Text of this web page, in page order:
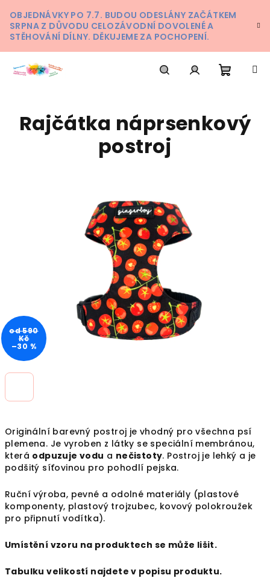
na
obsah
OBJEDNÁVKY PO 7.7. BUDOU ODESLÁNY ZAČÁTKEM
SRPNA Z DŮVODU CELOZÁVODNÍ DOVOLENÉ A
STĚHOVÁNÍ DÍLNY. DĚKUJEME ZA POCHOPENÍ.
košík
Originální barevný postroj je vhodný pro všechna psí
plemena. Je vyroben z látky se speciální membránou,
která odpuzuje vodu a nečistoty. Postroj je lehký a je
podšitý síťovinou pro pohodlí pejska.
Ruční výroba, pevné a odolné materiály (plastové
komponenty, plastový trojzubec, kovový polokroužek
pro připnutí vodítka).
Umístění vzoru na produktech se může lišit.
Tabulku velikostí najdete v popisu produktu.
Rajčátka náprsenkový
postroj
od 590
Kč
–30 %